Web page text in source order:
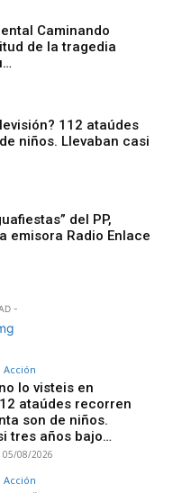
Caminando
de la tragedia
112 ataúdes
niños. Llevaban casi
del PP,
emisora Radio Enlace
-
Acción
lo visteis en
ataúdes recorren
son de niños.
tres años bajo…
05/08/2026
Acción